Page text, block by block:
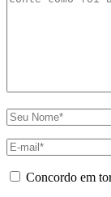
Concordo em